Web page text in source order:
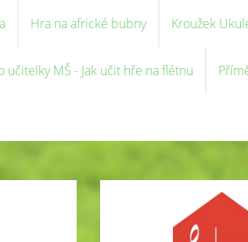
Hra na africké bubny Kroužek
učitelky MŠ - Jak učit hře na flétnu